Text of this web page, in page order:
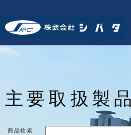
主要取扱製品
商品検索